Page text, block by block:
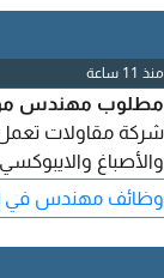
المهام المطلوبة
منذ 11 ساعة
مطلوب مهندس موقع
شركة مقاولات تعمل
3000 درهم مع توفير سكن
وظائف مهندس في